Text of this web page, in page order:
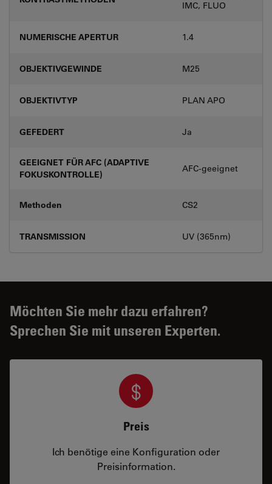
IMC, FLUO
NUMERISCHE APERTUR 1.4
OBJEKTIVGEWINDE M25
OBJEKTIVTYP PLAN APO
GEFEDERT Ja
GEEIGNET FÜR AFC (ADAPTIVE
FOKUSKONTROLLE)
AFC-geeignet
Methoden CS2
TRANSMISSION UV (365nm)
Möchten Sie mehr dazu erfahren?
Sprechen Sie mit unseren Experten.
Preis
Ich benötige eine Konfiguration oder
Preisinformation.